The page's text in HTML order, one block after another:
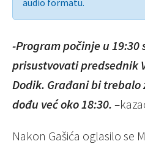
-Program počinje u 19:30
prisustvovati predsednik
Dodik. Građani bi trebalo
dođu već oko 18:30. –
Nakon Gašića oglasilo se